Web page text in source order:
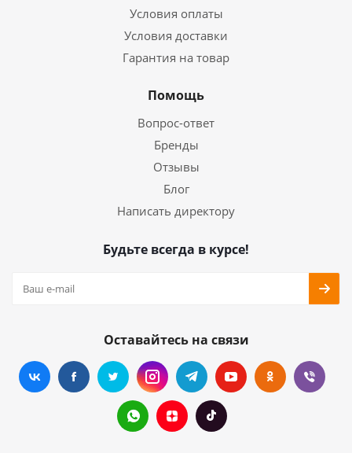
Условия оплаты
Условия доставки
Гарантия на товар
Помощь
Вопрос-ответ
Бренды
Отзывы
Блог
Написать директору
Будьте всегда в курсе!
Оставайтесь на связи